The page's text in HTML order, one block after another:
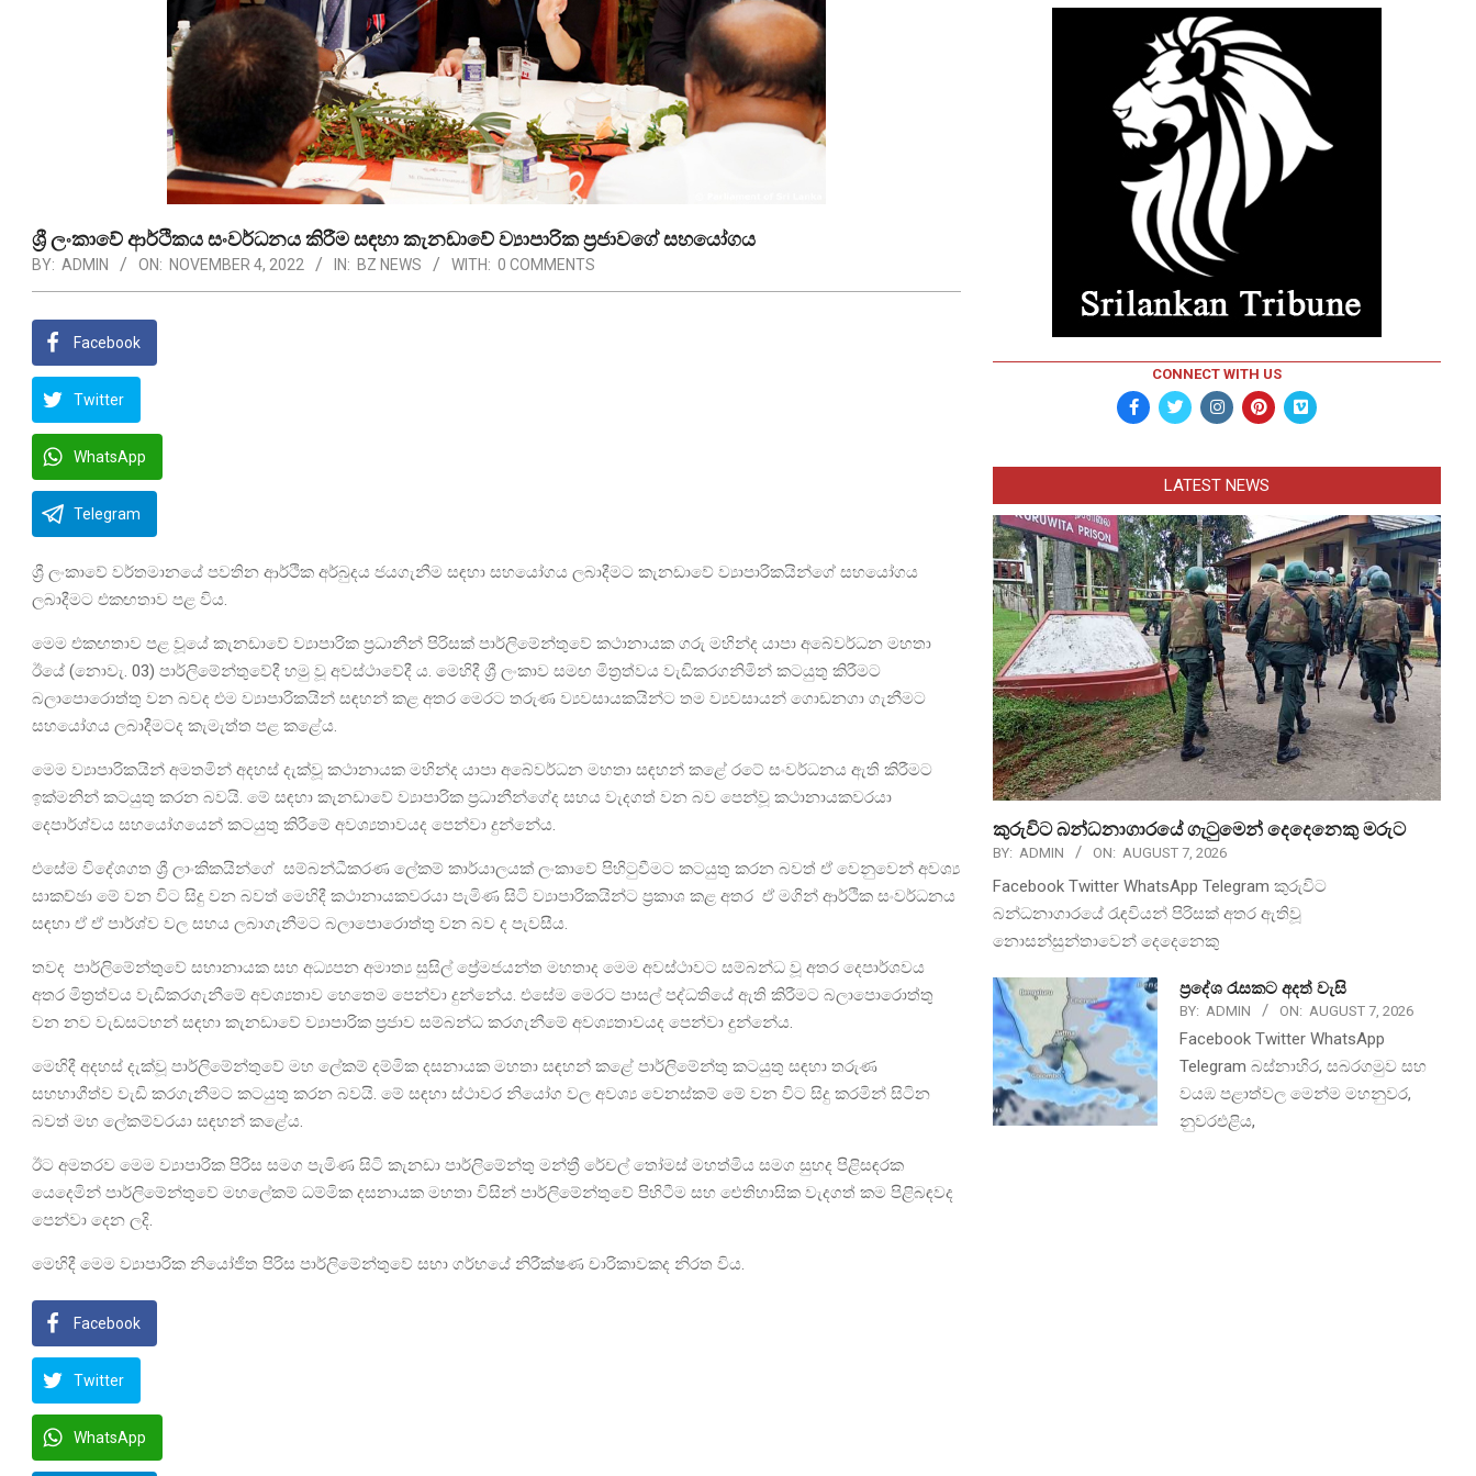
ශ්‍රී ලංකාවේ ආර්ථිකය සංවර්ධනය කිරීම සඳහා කැනඩාවේ ව්‍යාපාරික ප්‍රජාවගේ සහයෝගය
BY: ADMIN ON: NOVEMBER 4, 2022 IN: BZ NEWS WITH: 0 COMMENTS
Facebook
Twitter
WhatsApp
Telegram
ශ්‍රී ලංකාවේ වර්තමානයේ පවතින ආර්ථික අර්බුදය ජයගැනීම සඳහා සහයෝගය ලබාදීමට කැනඩාවේ ව්‍යාපාරිකයින්ගේ සහයෝගය
ලබාදීමට එකඟතාව පළ විය.
මෙම එකඟතාව පළ වූයේ කැනඩාවේ ව්‍යාපාරික ප්‍රධානීන් පිරිසක් පාර්ලිමේන්තුවේ කථානායක ගරු මහින්ද යාපා අබේවර්ධන මහතා
ඊයේ (නොවැ. 03) පාර්ලිමේන්තුවේදී හමු වූ අවස්ථාවේදී ය. මෙහිදී ශ්‍රී ලංකාව සමඟ මිත්‍රත්වය වැඩිකරගනිමින් කටයුතු කිරීමට
බලාපොරොත්තු වන බවද එම ව්‍යාපාරිකයින් සඳහන් කළ අතර මෙරට තරුණ ව්‍යවසායකයින්ට තම ව්‍යවසායන් ගොඩනගා ගැනීමට
සහයෝගය ලබාදීමටද කැමැත්ත පළ කළේය.
මෙම ව්‍යාපාරිකයින් අමතමින් අදහස් දැක්වූ කථානායක මහින්ද යාපා අබේවර්ධන මහතා සඳහන් කළේ රටේ සංවර්ධනය ඇති කිරීමට
ඉක්මනින් කටයුතු කරන බවයි. මේ සඳහා කැනඩාවේ ව්‍යාපාරික ප්‍රධානීන්ගේද සහය වැදගත් වන බව පෙන්වූ කථානායකවරයා
දෙපාර්ශ්වය සහයෝගයෙන් කටයුතු කිරීමේ අවශ්‍යතාවයද පෙන්වා දුන්නේය.
එසේම විදේශගත ශ්‍රී ලාංකිකයින්ගේ සම්බන්ධීකරණ ලේකම් කාර්යාලයක් ලංකාවේ පිහිටුවීමට කටයුතු කරන බවත් ඒ වෙනුවෙන් අවශ්‍ය
සාකච්ඡා මේ වන විට සිදු වන බවත් මෙහිදී කථානායකවරයා පැමිණ සිටි ව්‍යාපාරිකයින්ට ප්‍රකාශ කළ අතර ඒ මගින් ආර්ථික සංවර්ධනය
සඳහා ඒ ඒ පාර්ශ්ව වල සහය ලබාගැනීමට බලාපොරොත්තු වන බව ද පැවසීය.
තවද පාර්ලිමේන්තුවේ සභානායක සහ අධ්‍යපන අමාත්‍ය සුසිල් ප්‍රේමජයන්ත මහතාද මෙම අවස්ථාවට සම්බන්ධ වූ අතර දෙපාර්ශවය
අතර මිත්‍රත්වය වැඩිකරගැනීමේ අවශ්‍යතාව හෙතෙම පෙන්වා දුන්නේය. එසේම මෙරට පාසල් පද්ධතියේ ඇති කිරීමට බලාපොරොත්තු
වන නව වැඩසටහන් සඳහා කැනඩාවේ ව්‍යාපාරික ප්‍රජාව සම්බන්ධ කරගැනීමේ අවශ්‍යතාවයද පෙන්වා දුන්නේය.
මෙහිදී අදහස් දැක්වූ පාර්ලිමේන්තුවේ මහ ලේකම් දම්මික දසනායක මහතා සඳහන් කළේ පාර්ලිමේන්තු කටයුතු සඳහා තරුණ
සහභාගීත්ව වැඩි කරගැනීමට කටයුතු කරන බවයි. මේ සඳහා ස්ථාවර නියෝග වල අවශ්‍ය වෙනස්කම් මේ වන විට සිදු කරමින් සිටින
බවත් මහ ලේකම්වරයා සඳහන් කළේය.
ඊට අමතරව මෙම ව්‍යාපාරික පිරිස සමග පැමිණ සිටි කැනඩා පාර්ලිමේන්තු මන්ත්‍රී රේචල් තෝමස් මහත්මිය සමග සුහද පිළිසඳරක
යෙදෙමින් පාර්ලිමේන්තුවේ මහලේකම් ධම්මික දසනායක මහතා විසින් පාර්ලිමේන්තුවේ පිහිටීම සහ ‌ඓතිහාසික වැදගත් කම පිළිබඳවද
පෙන්වා දෙන ලදි.
මෙහිදී මෙම ව්‍යාපාරික නියෝජිත පිරිස පාර්ලිමේන්තුවේ සභා ගර්භයේ නිරීක්ෂණ චාරිකාවකද නිරත විය.
Facebook
Twitter
WhatsApp
CONNECT WITH US
LATEST NEWS
කුරුවිට බන්ධනාගාරයේ ගැටුමෙන් දෙදෙනෙකු මරුට
BY: ADMIN ON: AUGUST 7, 2026
Facebook Twitter WhatsApp Telegram කුරුවිට
බන්ධනාගාරයේ රැඳවියන් පිරිසක් අතර ඇතිවූ
නොසන්සුන්තාවෙන් දෙදෙනෙකු
ප්‍රදේශ රැසකට අදත් වැසි
BY: ADMIN ON: AUGUST 7, 2026
Facebook Twitter WhatsApp
Telegram බස්නාහිර, සබරගමුව සහ
වයඹ පළාත්වල මෙන්ම මහනුවර,
නුවරඑළිය,